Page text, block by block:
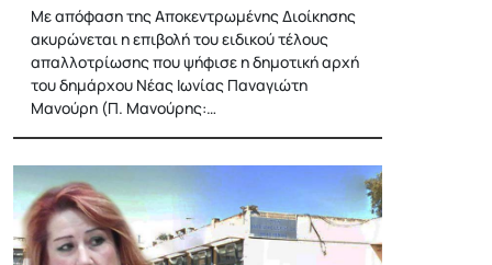
Με απόφαση της Αποκεντρωμένης Διοίκησης
ακυρώνεται η επιβολή του ειδικού τέλους
απαλλοτρίωσης που ψήφισε η δημοτική αρχή
του δημάρχου Νέας Ιωνίας Παναγιώτη
Μανούρη (Π. Μανούρης:…